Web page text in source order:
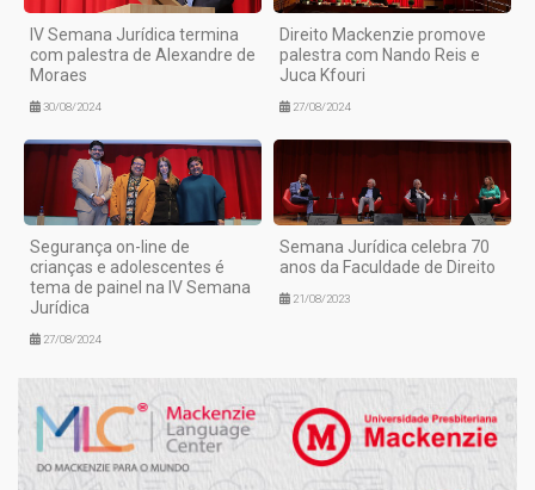
IV Semana Jurídica termina
com palestra de Alexandre de
Moraes
30/08/2024
Direito Mackenzie promove
palestra com Nando Reis e
Juca Kfouri
27/08/2024
Segurança on-line de
crianças e adolescentes é
tema de painel na IV Semana
Jurídica
27/08/2024
Semana Jurídica celebra 70
anos da Faculdade de Direito
21/08/2023